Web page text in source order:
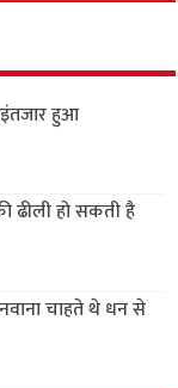
इंतजार हुआ
ढीली हो सकती है
चाहते थे धन से